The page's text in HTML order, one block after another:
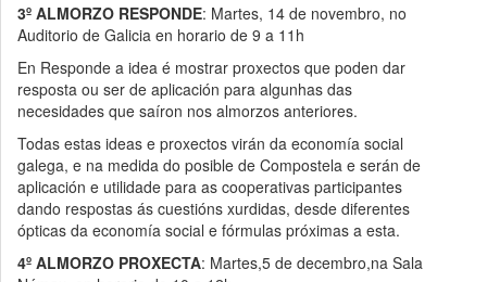
3º ALMORZO RESPONDE: Martes, 14 de novembro, no
Auditorio de Galicia en horario de 9 a 11h
En Responde a idea é mostrar proxectos que poden dar
resposta ou ser de aplicación para algunhas das
necesidades que saíron nos almorzos anteriores.
Todas estas ideas e proxectos virán da economía social
galega, e na medida do posible de Compostela e serán de
aplicación e utilidade para as cooperativas participantes
dando respostas ás cuestións xurdidas, desde diferentes
ópticas da economía social e fórmulas próximas a esta.
4º ALMORZO PROXECTA: Martes,5 de decembro,na Sala